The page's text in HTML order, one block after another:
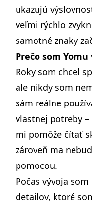
ukazujú
veľmi rýchlo
samotné znaky
Prečo som
Roky som chcel
ale nikdy som
sám reálne
vlastnej potreby
mi pomôže čítať
zároveň ma
pomocou.
Počas vývoja som
detailov, ktoré